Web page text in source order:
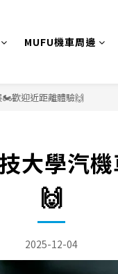
MUFU機車周邊
🏍️歡迎近距離體驗🙌
大學汽
🙌
2025-12-04